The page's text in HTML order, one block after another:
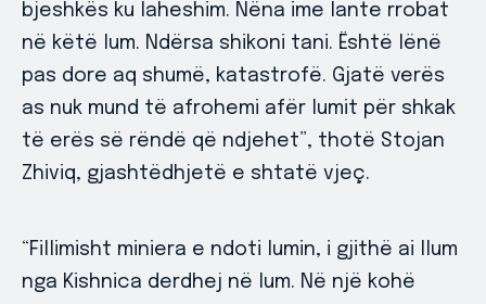
bjeshkës ku laheshim. Nëna ime lante rrobat
në këtë lum. Ndërsa shikoni tani. Është lënë
pas dore aq shumë, katastrofë. Gjatë verës
as nuk mund të afrohemi afër lumit për shkak
të erës së rëndë që ndjehet”, thotë Stojan
Zhiviq, gjashtëdhjetë e shtatë vjeç.
“Fillimisht miniera e ndoti lumin, i gjithë ai llum
nga Kishnica derdhej në lum. Në një kohë